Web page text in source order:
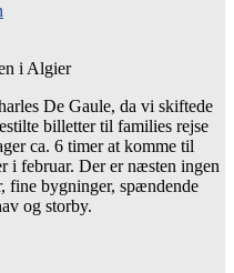
i Algier
De Gaule, da vi skiftede
billetter til families rejse
ca. 6 timer at komme til
i februar. Der er næsten ingen
fine bygninger, spændende
og storby.